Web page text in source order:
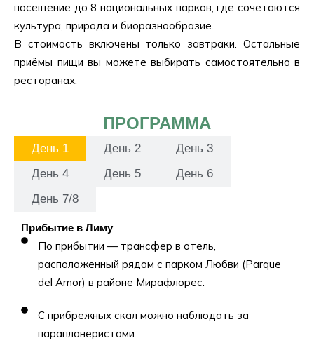
посещение до 8 национальных парков, где сочетаются
культура, природа и биоразнообразие.
В стоимость включены только завтраки. Остальные
приёмы пищи вы можете выбирать самостоятельно в
ресторанах.
ПРОГРАММА
День 1 День 2
День 3
День 4
День 5
День 6
День 7/8
Прибытие в Лиму
По прибытии — трансфер в отель,
расположенный рядом с парком Любви (Parque
del Amor) в районе Мирафлорес.
С прибрежных скал можно наблюдать за
парапланеристами.